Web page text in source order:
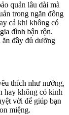
quản lâu dài mà
trong ngăn đông
cả khi không có
đình bận rộn.
đầy đủ dưỡng
thích như nướng,
hay không có kinh
vời để giúp bạn
miệng.